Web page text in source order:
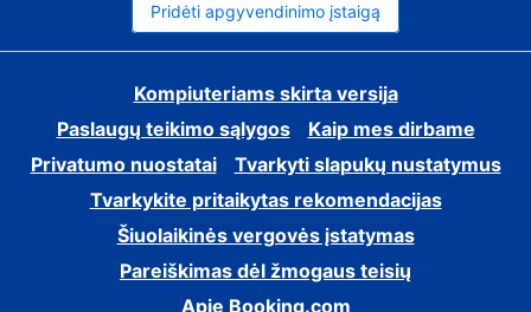
Pridėti apgyvendinimo įstaigą
Kompiuteriams skirta versija
Paslaugų teikimo sąlygos
Kaip mes dirbame
Privatumo nuostatai
Tvarkyti slapukų nustatymus
Tvarkykite pritaikytas rekomendacijas
Šiuolaikinės vergovės įstatymas
Pareiškimas dėl žmogaus teisių
Apie Booking.com